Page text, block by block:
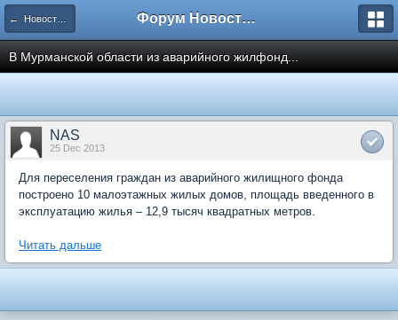
← Новости рынка недвижимости Форум Новостройки
В Мурманской области из аварийного жилфонд...
NAS
25 Dec 2013
Для переселения граждан из аварийного жилищного фонда
построено 10 малоэтажных жилых домов, площадь введенного в
эксплуатацию жилья – 12,9 тысяч квадратных метров.
Читать дальше